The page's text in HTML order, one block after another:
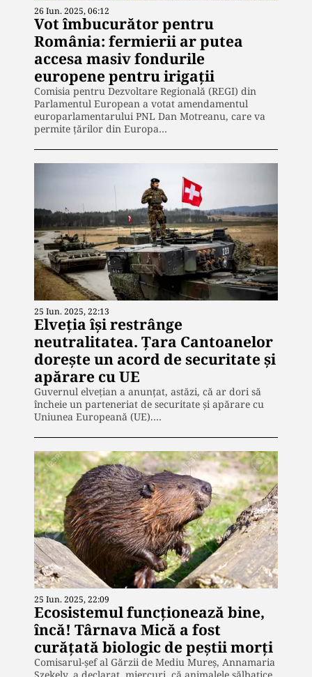
26 Iun. 2025, 06:12
Vot îmbucurător pentru
România: fermierii ar putea
accesa masiv fondurile
europene pentru irigații
Comisia pentru Dezvoltare Regională (REGI) din
Parlamentul European a votat amendamentul
europarlamentarului PNL Dan Motreanu, care va
permite țărilor din Europa…
25 Iun. 2025, 22:13
Elveția își restrânge
neutralitatea. Țara Cantoanelor
dorește un acord de securitate și
apărare cu UE
Guvernul elveţian a anunţat, astăzi, că ar dori să
încheie un parteneriat de securitate şi apărare cu
Uniunea Europeană (UE).…
25 Iun. 2025, 22:09
Ecosistemul funcționează bine,
încă! Târnava Mică a fost
curățată biologic de peștii morți
Comisarul-șef al Gărzii de Mediu Mureș, Annamaria